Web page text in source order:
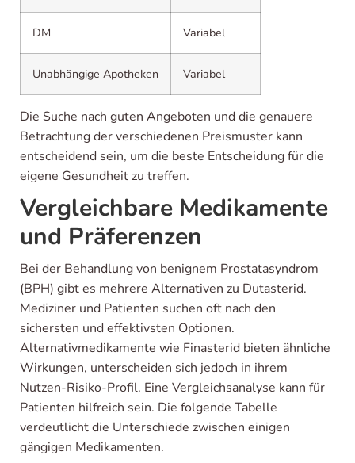
DM Variabel
Unabhängige Apotheken Variabel
Die Suche nach guten Angeboten und die genauere
Betrachtung der verschiedenen Preismuster kann
entscheidend sein, um die beste Entscheidung für die
eigene Gesundheit zu treffen.
Vergleichbare Medikamente
und Präferenzen
Bei der Behandlung von benignem Prostatasyndrom
(BPH) gibt es mehrere Alternativen zu Dutasterid.
Mediziner und Patienten suchen oft nach den
sichersten und effektivsten Optionen.
Alternativmedikamente wie Finasterid bieten ähnliche
Wirkungen, unterscheiden sich jedoch in ihrem
Nutzen-Risiko-Profil. Eine Vergleichsanalyse kann für
Patienten hilfreich sein. Die folgende Tabelle
verdeutlicht die Unterschiede zwischen einigen
gängigen Medikamenten.